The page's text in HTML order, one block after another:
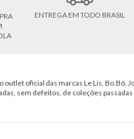
ENTREGA EM TODO BRASIL
outlet oficial das marcas Le Lis, Bo.Bô,
sem defeitos, de coleções